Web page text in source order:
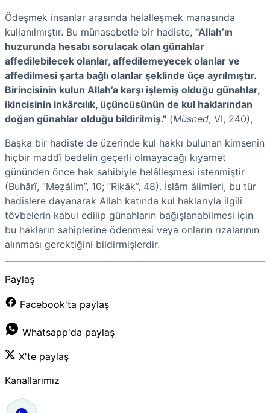
Ödeşmek insanlar arasında helalleşmek manasında
kullanılmıştır. Bu münasebetle bir hadiste, "Allah’ın
huzurunda hesabı sorulacak olan günahlar
affedilebilecek olanlar, affedilemeyecek olanlar ve
affedilmesi şarta bağlı olanlar şeklinde üçe ayrılmıştır.
Birincisinin kulun Allah’a karşı işlemiş olduğu günahlar,
ikincisinin inkârcılık, üçüncüsünün de kul haklarından
doğan günahlar olduğu bildirilmiş." (Müsned, VI, 240),
Başka bir hadiste de üzerinde kul hakkı bulunan kimsenin
hiçbir maddî bedelin geçerli olmayacağı kıyamet
gününden önce hak sahibiyle helâlleşmesi istenmiştir
(Buhârî, “Meẓâlim”, 10; “Riḳāḳ”, 48). İslâm âlimleri, bu tür
hadislere dayanarak Allah katında kul haklarıyla ilgili
tövbelerin kabul edilip günahların bağışlanabilmesi için
bu hakların sahiplerine ödenmesi veya onların rızalarının
alınması gerektiğini bildirmişlerdir.
Paylaş
Facebook'ta paylaş
Whatsapp'da paylaş
X'te paylaş
Kanallarımız